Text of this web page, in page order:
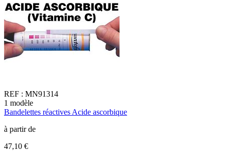
REF : MN91314
1 modèle
Bandelettes réactives Acide ascorbique
à partir de
47,10 €